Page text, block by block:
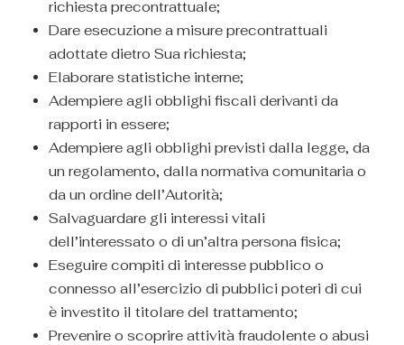
richiesta precontrattuale;
Dare esecuzione a misure precontrattuali
adottate dietro Sua richiesta;
Elaborare statistiche interne;
Adempiere agli obblighi fiscali derivanti da
rapporti in essere;
Adempiere agli obblighi previsti dalla legge, da
un regolamento, dalla normativa comunitaria o
da un ordine dell’Autorità;
Salvaguardare gli interessi vitali
dell’interessato o di un’altra persona fisica;
Eseguire compiti di interesse pubblico o
connesso all’esercizio di pubblici poteri di cui
è investito il titolare del trattamento;
Prevenire o scoprire attività fraudolente o abusi